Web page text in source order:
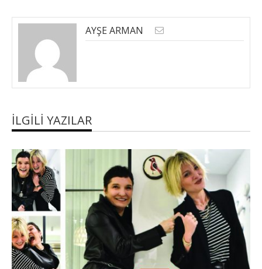
AYŞE ARMAN
İLGILI YAZILAR